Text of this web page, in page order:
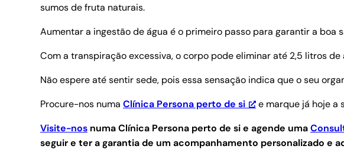
sumos de fruta naturais.
Aumentar a ingestão de água é o primeiro passo para garantir a boa
Com a transpiração excessiva, o corpo pode eliminar até 2,5 litros
Não espere até sentir sede, pois essa sensação indica que o seu
Procure-nos numa Clínica Persona perto de si e marque já hoje a
Visite-nos numa Clínica Persona perto de si e agende uma
seguir e ter a garantia de um acompanhamento personalizado e